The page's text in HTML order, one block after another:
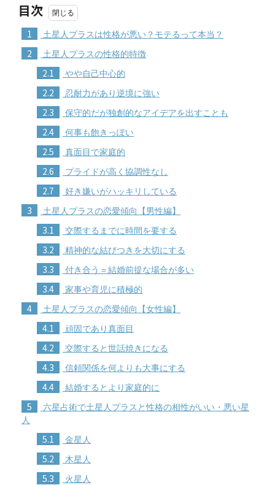
目次
1 土星人プラスは性格が悪い？モテるって本当？
2 土星人プラスの性格的特徴
2.1 やや自己中心的
2.2 忍耐力があり逆境に強い
2.3 保守的だが独創的なアイデアを出すことも
2.4 何事も飽きっぽい
2.5 真面目で家庭的
2.6 プライドが高く協調性なし
2.7 好き嫌いがハッキリしている
3 土星人プラスの恋愛傾向【男性編】
3.1 交際するまでに時間を要する
3.2 精神的な結びつきを大切にする
3.3 付き合う＝結婚前提な場合が多い
3.4 家事や育児に積極的
4 土星人プラスの恋愛傾向【女性編】
4.1 頑固であり真面目
4.2 交際すると世話焼きになる
4.3 信頼関係を何よりも大事にする
4.4 結婚するとより家庭的に
5
六星占術で土星人プラスと性格の相性がいい・悪い星
人
5.1 金星人
5.2 木星人
5.3 火星人